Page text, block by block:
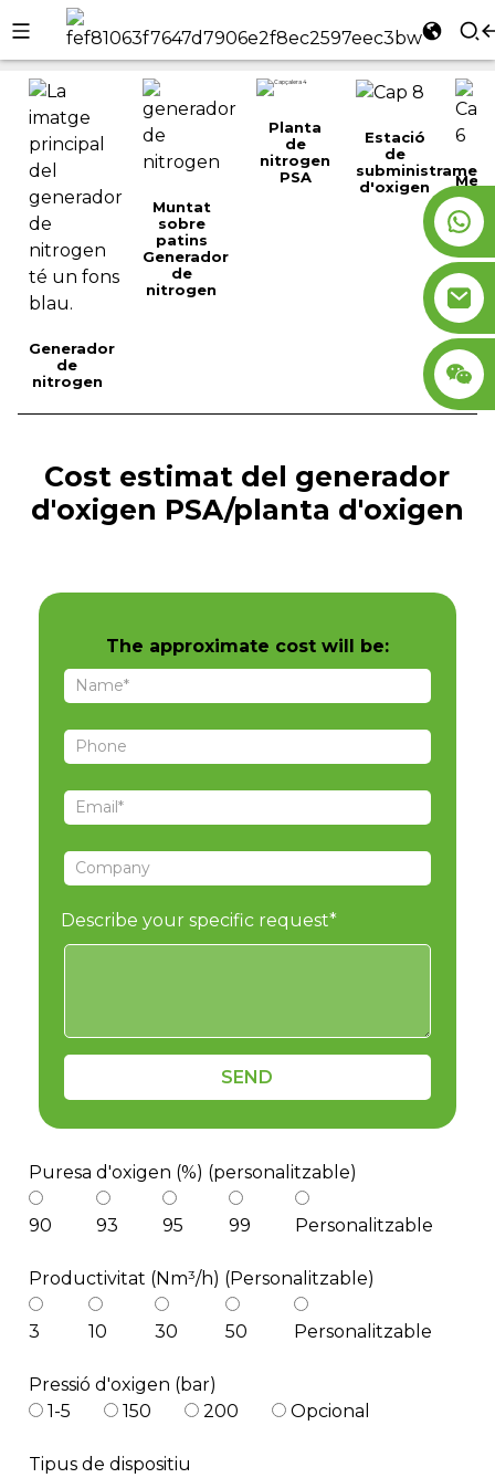
Inici Generador d'oxigen
Generador
de
nitrogen
Muntat
sobre
patins
Generador
de
nitrogen
Planta
de
nitrogen
PSA
Estació
de
subministrament
d'oxigen
Cost estimat del generador
d'oxigen PSA/planta d'oxigen
The approximate cost will be:
Describe your specific request*
SEND
Puresa d'oxigen (%) (personalitzable)
90 93 95 99 Personalitzable
Productivitat (Nm³/h) (Personalitzable)
3 10 30 50 Personalitzable
Pressió d'oxigen (bar)
1-5
150 200 Opcional
Tipus de dispositiu